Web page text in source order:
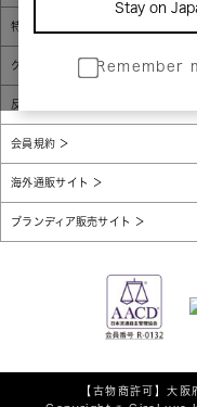
Stay on
Remember
特定商取引法に基づく表示
グローバルプライバシーポリシー
反社会的勢力に対する基本方針
会員規約
海外通販サイト
ブランディア販売サイト
【古物商許可】大阪